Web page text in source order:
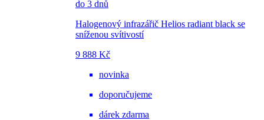
do 3 dnů
Halogenový infrazářič Helios radiant black se
sníženou svítivostí
9 888 Kč
novinka
doporučujeme
dárek zdarma